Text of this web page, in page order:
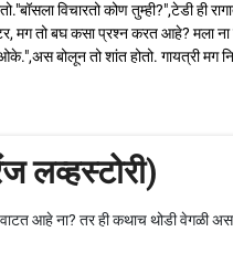
विचारतो कोण तुम्ही?",टेडी ही
मग तो बघ कसा प्रश्न करत आहे?
बोलून तो शांत होतो. गायत्री
लव्हस्टोरी)
आहे ना? तर ही कथाच थोडी वेगळी